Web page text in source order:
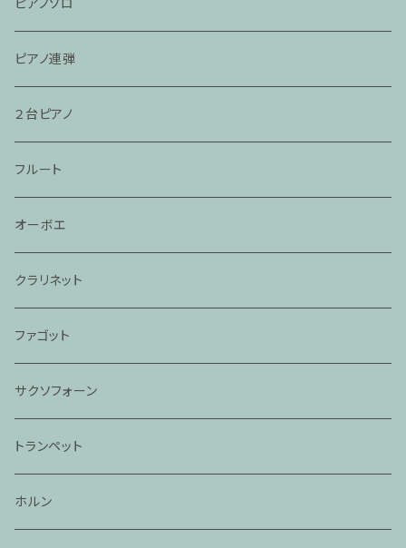
ピアノソロ
ピアノ連弾
２台ピアノ
フルート
オーボエ
クラリネット
ファゴット
サクソフォーン
トランペット
ホルン